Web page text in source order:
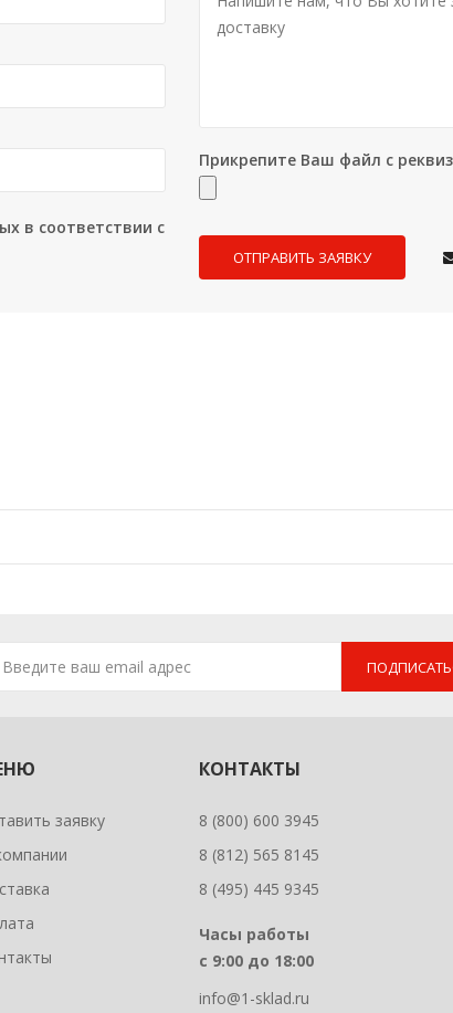
в соответствии с
Прикрепите Ваш файл с
заявку
КОНТАКТЫ
8 (800) 600 3945
8 (812) 565 8145
8 (495) 445 9345
Часы работы
с 9:00 до 18:00
info@1-sklad.ru